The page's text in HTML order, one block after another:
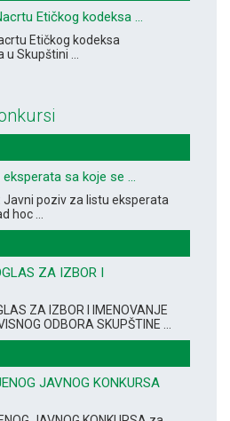
Etičkog kodeksa ...
Etičkog kodeksa
Skupštini ...
sa koje se ...
poziv za listu eksperata
hoc ...
ZA IZBOR I
ZA IZBOR I IMENOVANJE
ODBORA SKUPŠTINE ...
JAVNOG KONKURSA